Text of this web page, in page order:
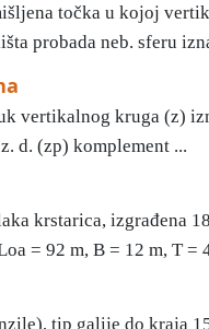
točka u kojoj
probada neb. sferu
vertikalnog kruga (z)
d. (zp) komplement ...
krstarica, izgrađena
= 92 m, B = 12 m, T =
tip galije do kraja